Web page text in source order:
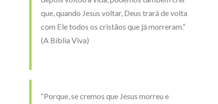
que, quando Jesus voltar, Deus trará de volta
com Ele todos os cristãos que já morreram.”
(A Bíblia Viva)
“Porque, se cremos que Jesus morreu e